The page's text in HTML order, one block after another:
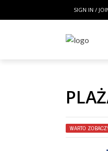
SIGN IN /
WARTO